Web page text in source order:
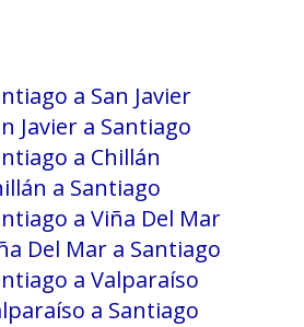
a San Javier
Javier a Santiago
a Chillán
a Santiago
a Viña Del Mar
Del Mar a Santiago
a Valparaíso
a Santiago